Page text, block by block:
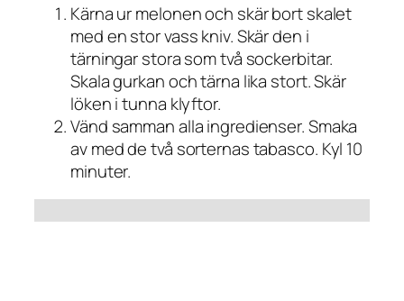
Kärna ur melonen och skär bort skalet
med en stor vass kniv. Skär den i
tärningar stora som två sockerbitar.
Skala gurkan och tärna lika stort. Skär
löken i tunna klyftor.
Vänd samman alla ingredienser. Smaka
av med de två sorternas tabasco. Kyl 10
minuter.